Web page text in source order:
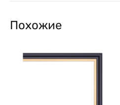
Похожие